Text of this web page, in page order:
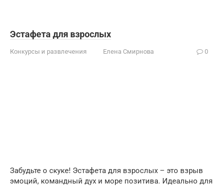
Эстафета для взрослых
Конкурсы и развлечения Елена Смирнова 0
Забудьте о скуке! Эстафета для взрослых – это взрыв
эмоций, командный дух и море позитива. Идеально для